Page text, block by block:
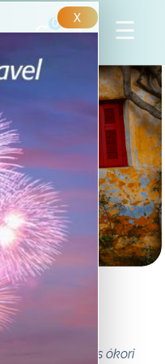
X
0
az Akropolisz és ókori